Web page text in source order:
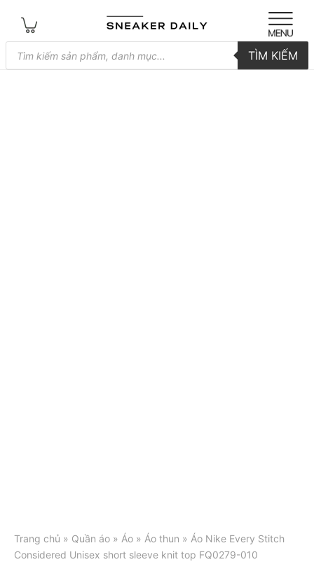
Tìm
kiếm
sản
TÌM KIẾM
Trang chủ » Quần áo » Áo » Áo thun » Áo Nike Every Stitch
Considered Unisex short sleeve knit top FQ0279-010